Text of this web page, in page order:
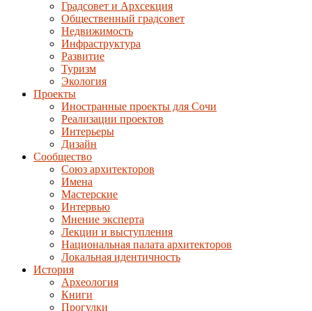
Градсовет и Архсекция
Общественный градсовет
Недвижимость
Инфраструктура
Развитие
Туризм
Экология
Проекты
Иностранные проекты для Сочи
Реализации проектов
Интерьеры
Дизайн
Сообщество
Союз архитекторов
Имена
Мастерские
Интервью
Мнение эксперта
Лекции и выступления
Национальная палата архитекторов
Локальная идентичность
История
Археология
Книги
Прогулки